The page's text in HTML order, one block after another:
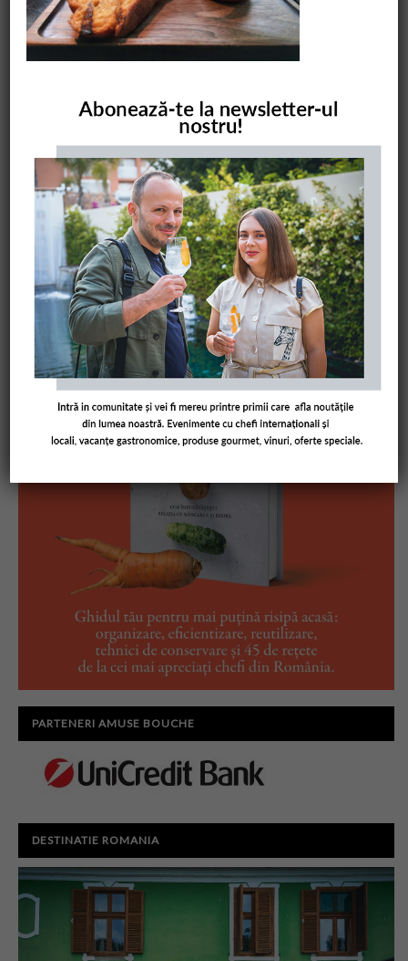
COMANDĂ CARTEA NOASTRĂ
PARTENERI AMUSE BOUCHE
DESTINATIE ROMANIA